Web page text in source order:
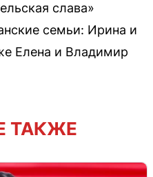
слава»
семьи: Ирина и
Елена и Владимир
ТАКЖЕ